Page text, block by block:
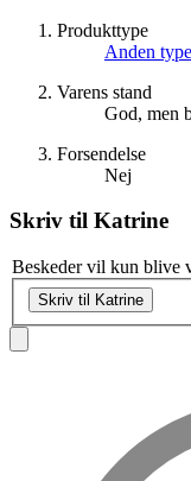
Produkttype
Anden type
Varens stand
God, men
Forsendelse
Nej
Skriv til Katrine
Beskeder vil kun blive
Skriv til Katrine